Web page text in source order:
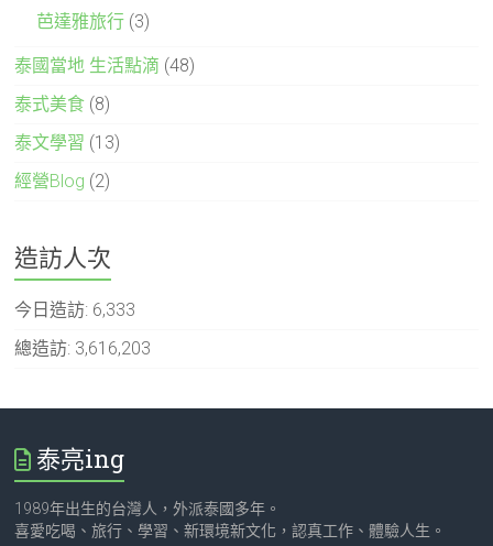
芭達雅旅行 (3)
泰國當地 生活點滴 (48)
泰式美食 (8)
泰文學習 (13)
經營Blog (2)
造訪人次
今日造訪: 6,333
總造訪: 3,616,203
泰亮ing
1989年出生的台灣人，外派泰國多年。
喜愛吃喝、旅行、學習、新環境新文化，認真工作、體驗人生。